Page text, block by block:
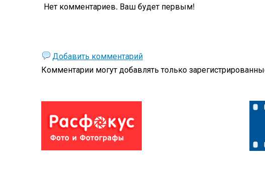
Нет комментариев. Ваш будет первым!
Добавить комментарий
Комментарии могут добавлять только